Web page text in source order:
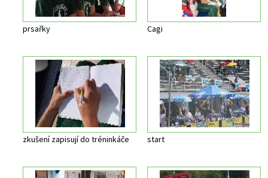
prsařky Cagi
zkušení zapisují do tréninkáče start